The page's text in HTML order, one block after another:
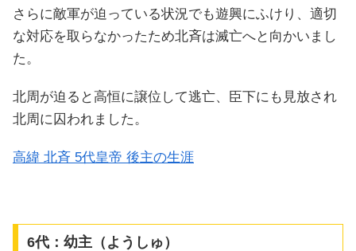
さらに敵軍が迫っている状況でも遊興にふけり、適切
な対応を取らなかったため北斉は滅亡へと向かいまし
た。
北周が迫ると高恒に譲位して逃亡、臣下にも見放され
北周に囚われました。
高緯 北斉 5代皇帝 後主の生涯
6代：幼主（ようしゅ）